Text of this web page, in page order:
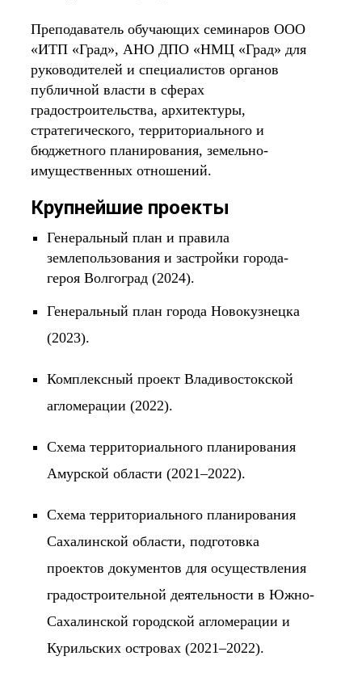
Преподаватель обучающих семинаров ООО
«ИТП «Град», АНО ДПО «НМЦ «Град» для
руководителей и специалистов органов
публичной власти в сферах
градостроительства, архитектуры,
стратегического, территориального и
бюджетного планирования, земельно-
имущественных отношений.
Крупнейшие проекты
Генеральный план и правила
землепользования и застройки города-
героя Волгоград (2024).
Генеральный план города Новокузнецка
(2023).
Комплексный проект Владивостокской
агломерации (2022).
Схема территориального планирования
Амурской области (2021–2022).
Схема территориального планирования
Сахалинской области, подготовка
проектов документов для осуществления
градостроительной деятельности в Южно-
Сахалинской городской агломерации и
Курильских островах (2021–2022).